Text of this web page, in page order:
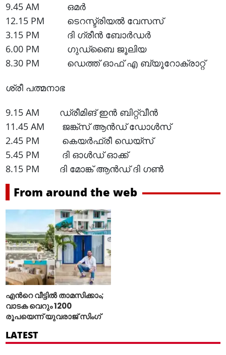
9.45 AM ഒമർ
12.15 PM ടെറസ്ട്രിയൽ വേസസ്
3.15 PM ദി ഗ്രീൻ ബോർഡർ
6.00 PM ഗുഡ്ബൈ ജൂലിയ
8.30 PM ഡെത്ത് ഓഫ് എ ബ്യൂറോക്രാറ്റ്
ശ്രീ പത്മനാഭ
9.15 AM ഡ്രീമിങ് ഇൻ ബിറ്റ്വീൻ
11.45 AM ജങ്ക്സ് ആൻഡ് ഡോൾസ്
2.45 PM കെയർഫ്രീ ഡെയ്സ്
5.45 PM ദി ഓൾഡ് ഓക്ക്
8.15 PM ദി മോങ്ക് ആൻഡ് ദി ഗൺ
From around the web
എന്‍റെ വീട്ടില്‍ താമസിക്കാം;
വാടക വെറും 1200
രൂപയെന്ന് യുവരാജ് സിംഗ്
LATEST